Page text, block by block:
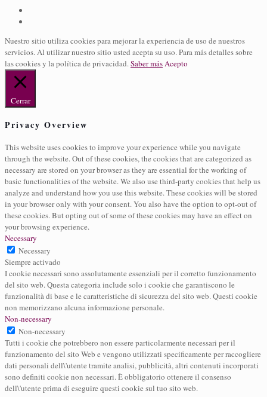
Nuestro sitio utiliza cookies para mejorar la experiencia de uso de nuestros
servicios. Al utilizar nuestro sitio usted acepta su uso. Para más detalles sobre
las cookies y la política de privacidad.Saber másAcepto
Cerrar
Privacy Overview
This website uses cookies to improve your experience while you navigate
through the website. Out of these cookies, the cookies that are categorized as
necessary are stored on your browser as they are essential for the working of
basic functionalities of the website. We also use third-party cookies that help us
analyze and understand how you use this website. These cookies will be stored
in your browser only with your consent. You also have the option to opt-out of
these cookies. But opting out of some of these cookies may have an effect on
your browsing experience.
Necessary
Necessary
Siempre activado
I cookie necessari sono assolutamente essenziali per il corretto funzionamento
del sito web. Questa categoria include solo i cookie che garantiscono le
funzionalità di base e le caratteristiche di sicurezza del sito web. Questi cookie
non memorizzano alcuna informazione personale.
Non-necessary
Non-necessary
Tutti i cookie che potrebbero non essere particolarmente necessari per il
funzionamento del sito Web e vengono utilizzati specificamente per raccogliere
dati personali dell\'utente tramite analisi, pubblicità, altri contenuti incorporati
sono definiti cookie non necessari. È obbligatorio ottenere il consenso
dell\'utente prima di eseguire questi cookie sul tuo sito web.